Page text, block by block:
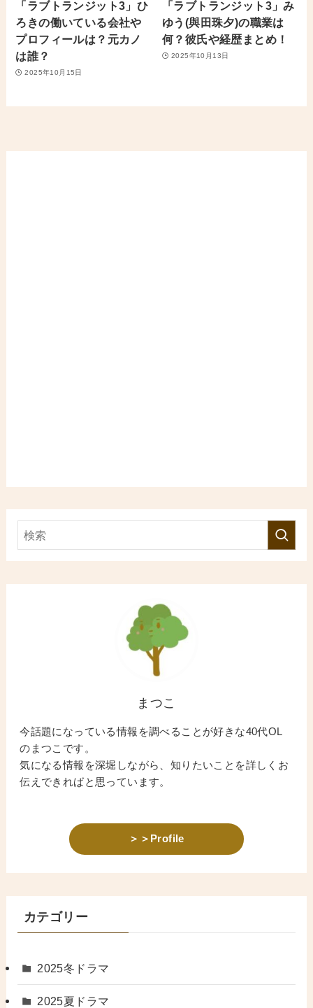
「ラブトランジット3」ひ
ろきの働いている会社や
プロフィールは？元カノ
は誰？
2025年10月15日
「ラブトランジット3」み
ゆう(與田珠夕)の職業は
何？彼氏や経歴まとめ！
2025年10月13日
まつこ
今話題になっている情報を調べることが好きな40代OL
のまつこです。
気になる情報を深堀しながら、知りたいことを詳しくお
伝えできればと思っています。
＞＞Profile
カテゴリー
2025冬ドラマ
2025夏ドラマ